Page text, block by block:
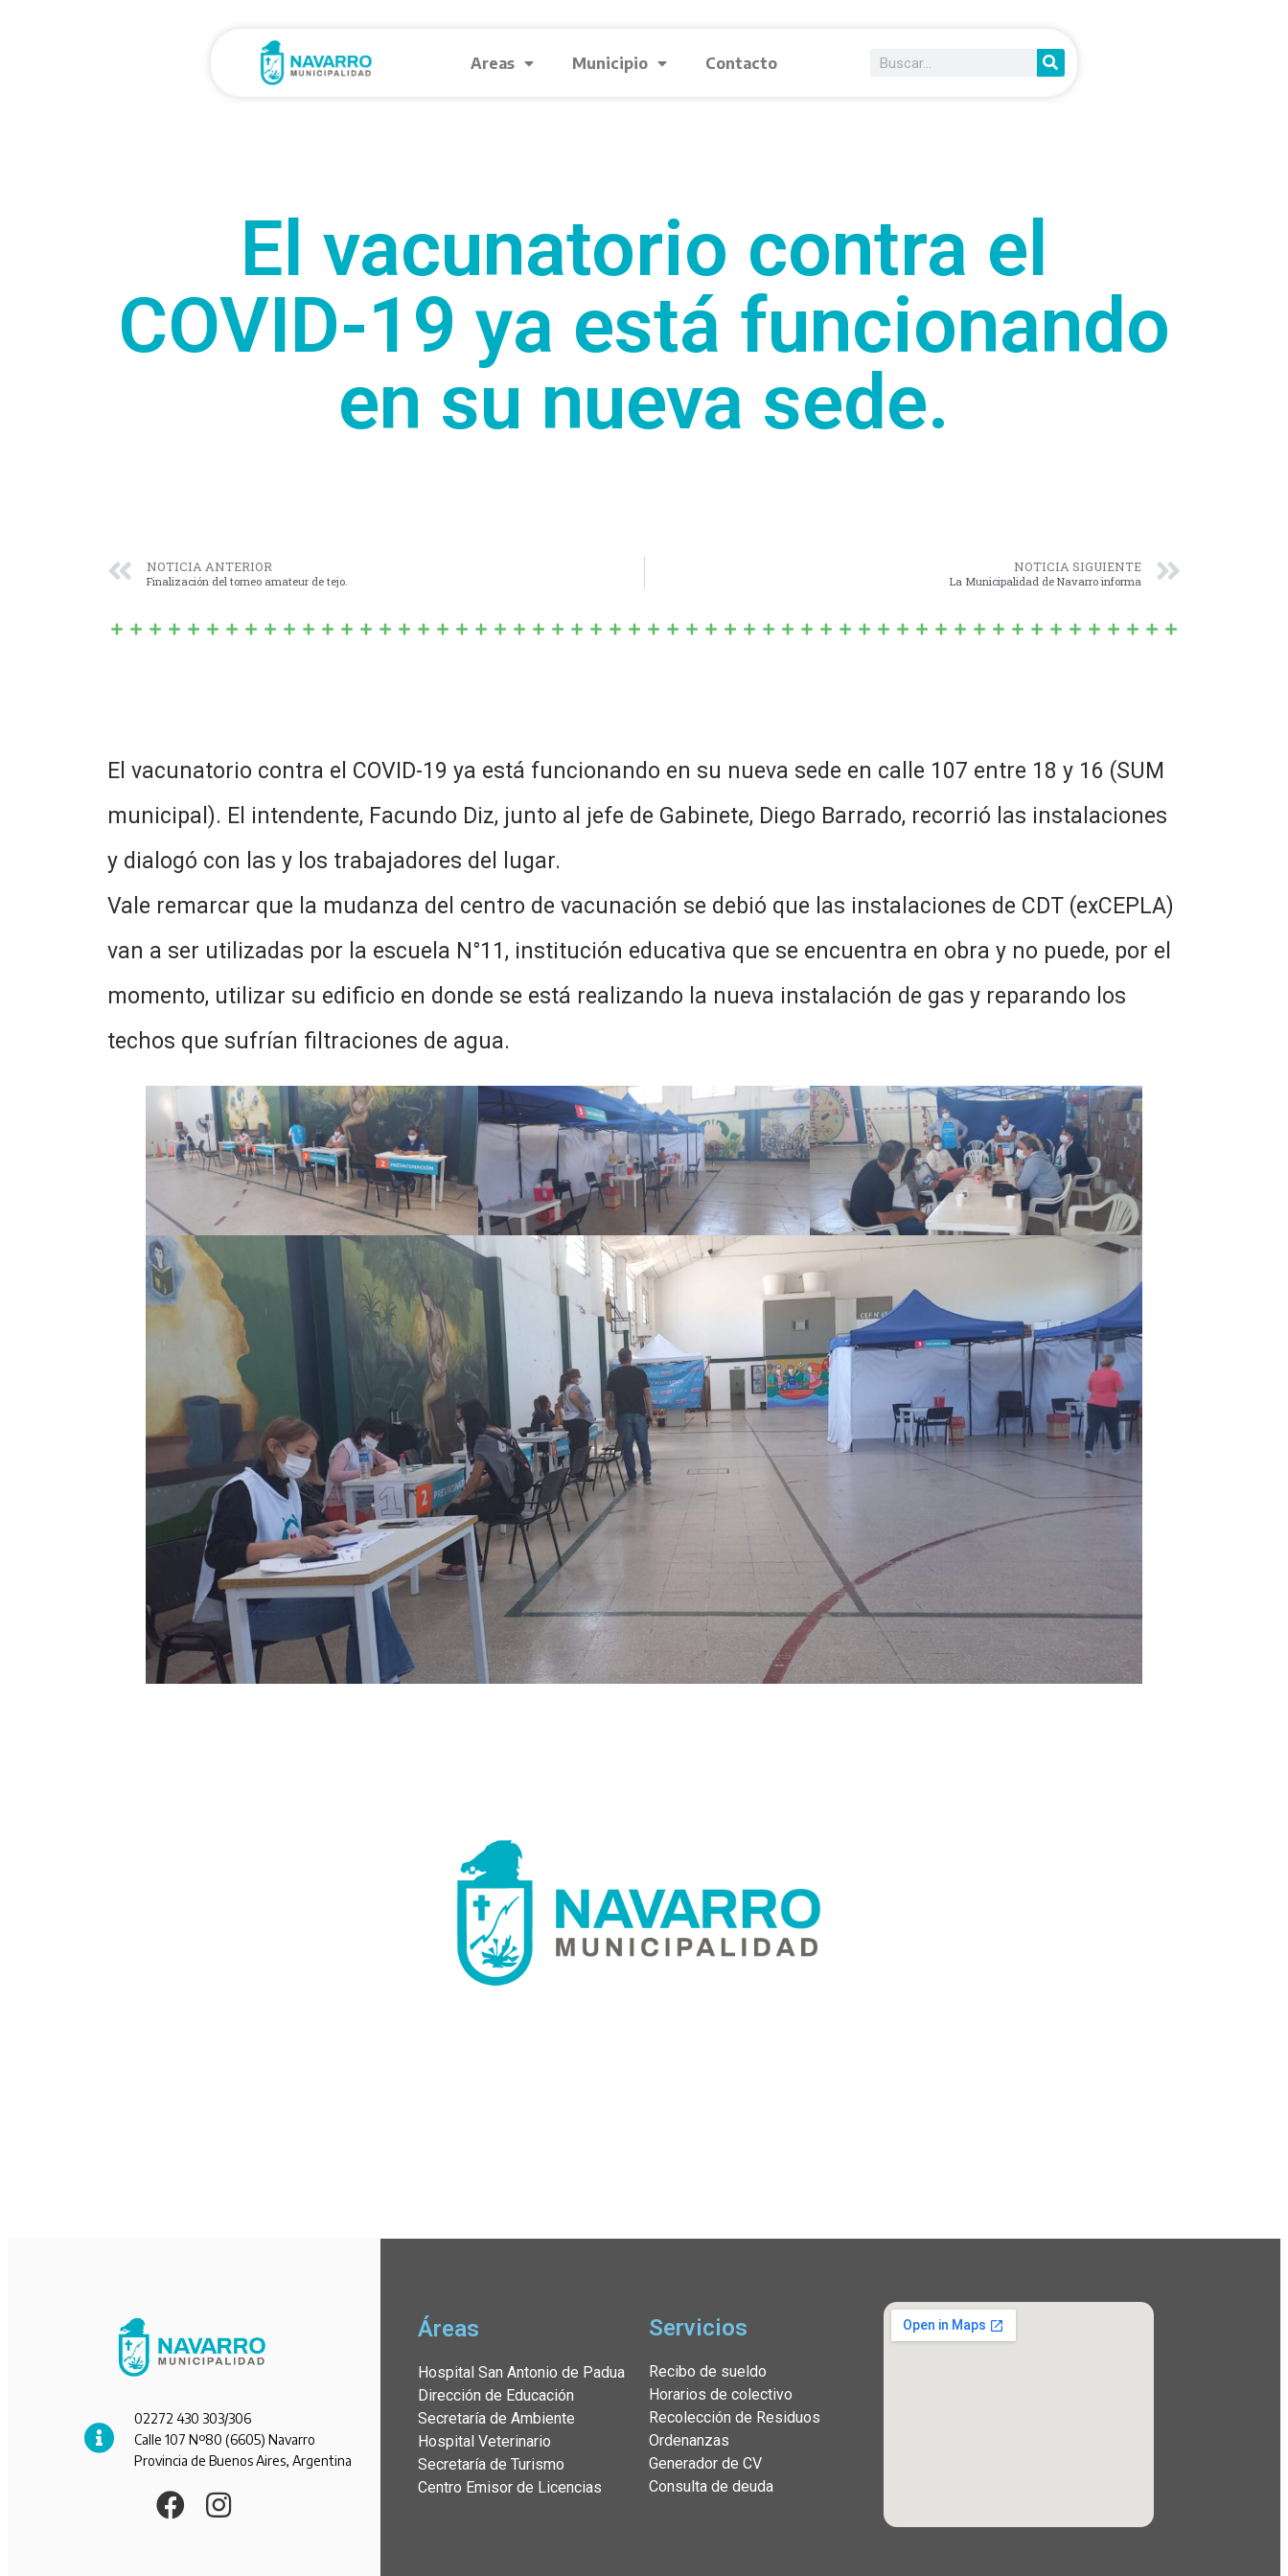
Areas Municipio Contacto
El vacunatorio contra el
COVID-19 ya está funcionando
en su nueva sede.
NOTICIA ANTERIOR
Finalización del torneo amateur de tejo.
NOTICIA SIGUIENTE
La Municipalidad de Navarro informa
El vacunatorio contra el COVID-19 ya está funcionando en su nueva sede en calle 107 entre 18 y 16 (SUM
municipal). El intendente, Facundo Diz, junto al jefe de Gabinete, Diego Barrado, recorrió las instalaciones
y dialogó con las y los trabajadores del lugar.
Vale remarcar que la mudanza del centro de vacunación se debió que las instalaciones de CDT (exCEPLA)
van a ser utilizadas por la escuela N°11, institución educativa que se encuentra en obra y no puede, por el
momento, utilizar su edificio en donde se está realizando la nueva instalación de gas y reparando los
techos que sufrían filtraciones de agua.
02272 430 303/306
Calle 107 Nº80 (6605) Navarro
Provincia de Buenos Aires, Argentina
Áreas
Hospital San Antonio de Padua
Dirección de Educación
Secretaría de Ambiente
Hospital Veterinario
Secretaría de Turismo
Centro Emisor de Licencias
Servicios
Recibo de sueldo
Horarios de colectivo
Recolección de Residuos
Ordenanzas
Generador de CV
Consulta de deuda